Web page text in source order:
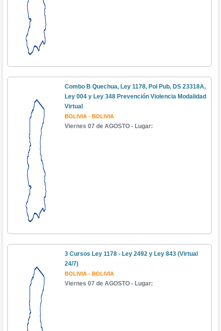
Combo B Quechua, Ley 1178, Pol Pub, DS 23318A,
Ley 004 y Ley 348 Prevención Violencia Modalidad
Virtual
BOLIVIA - BOLIVIA
Viernes 07 de AGOSTO - Lugar:
3 Cursos Ley 1178 - Ley 2492 y Ley 843 (Virtual
24/7)
BOLIVIA - BOLIVIA
Viernes 07 de AGOSTO - Lugar: